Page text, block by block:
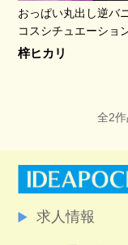
おっぱい丸出し逆バ
コスシチュエーショ
梓ヒカリ
全2
求人情報